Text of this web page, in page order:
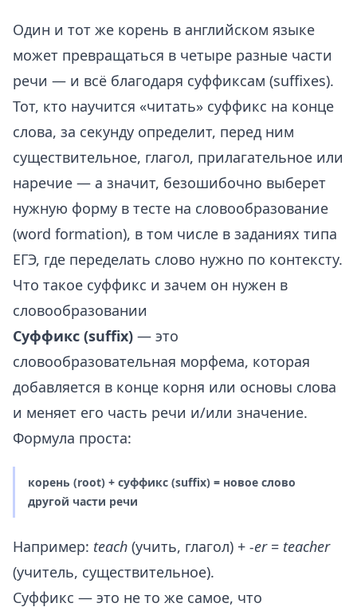
Один и тот же корень в английском языке
может превращаться в четыре разные части
речи — и всё благодаря суффиксам (suffixes).
Тот, кто научится «читать» суффикс на конце
слова, за секунду определит, перед ним
существительное, глагол, прилагательное или
наречие — а значит, безошибочно выберет
нужную форму в тесте на словообразование
(word formation), в том числе в заданиях типа
ЕГЭ, где переделать слово нужно по контексту.
Что такое суффикс и зачем он нужен в
словообразовании
Суффикс (suffix) — это
словообразовательная морфема, которая
добавляется в конце корня или основы слова
и меняет его часть речи и/или значение.
Формула проста:
корень (root) + суффикс (suffix) = новое слово
другой части речи
Например: teach (учить, глагол) + -er= teacher
(учитель, существительное).
Суффикс — это не то же самое, что